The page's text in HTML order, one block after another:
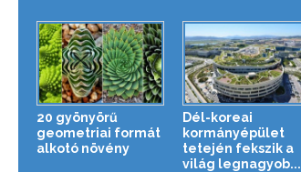
20 gyönyörű
geometriai formát
alkotó növény
Dél-koreai
kormányépület
tetején fekszik a
világ legnagyob...